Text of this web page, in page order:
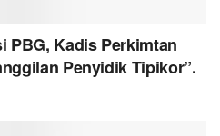
PBG, Kadis Perkimtan
Penyidik Tipikor”.